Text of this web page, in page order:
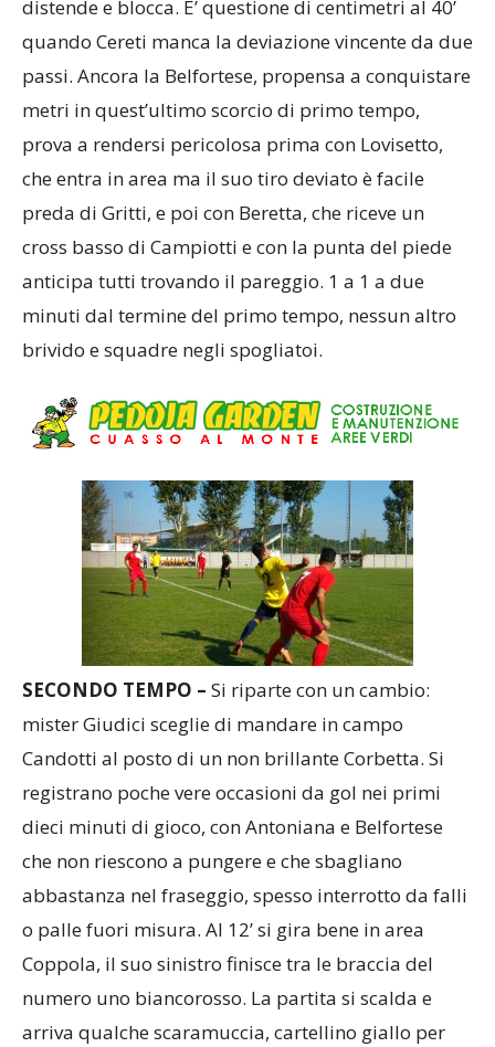
distende e blocca. E’ questione di centimetri al 40’
quando Cereti manca la deviazione vincente da due
passi. Ancora la Belfortese, propensa a conquistare
metri in quest’ultimo scorcio di primo tempo,
prova a rendersi pericolosa prima con Lovisetto,
che entra in area ma il suo tiro deviato è facile
preda di Gritti, e poi con Beretta, che riceve un
cross basso di Campiotti e con la punta del piede
anticipa tutti trovando il pareggio. 1 a 1 a due
minuti dal termine del primo tempo, nessun altro
brivido e squadre negli spogliatoi.
SECONDO TEMPO – Si riparte con un cambio:
mister Giudici sceglie di mandare in campo
Candotti al posto di un non brillante Corbetta. Si
registrano poche vere occasioni da gol nei primi
dieci minuti di gioco, con Antoniana e Belfortese
che non riescono a pungere e che sbagliano
abbastanza nel fraseggio, spesso interrotto da falli
o palle fuori misura. Al 12’ si gira bene in area
Coppola, il suo sinistro finisce tra le braccia del
numero uno biancorosso. La partita si scalda e
arriva qualche scaramuccia, cartellino giallo per